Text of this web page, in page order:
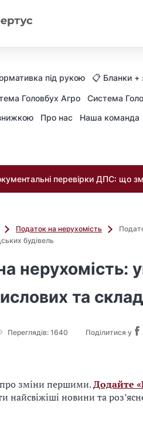
під рукою 📋 Бланки +
Головбух Агро
Система
Про нас Наша команда
перевірки ДПС: що
Податок на нерухомість
будівель
нерухомість:
та
Переглядів: 1640 Поділитися у
про зміни першими.Додайте
найсвіжіші новини та